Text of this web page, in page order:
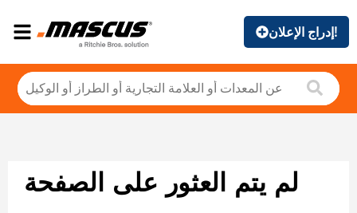
إدراج الإعلان!
لم يتم العثور على الصفحة